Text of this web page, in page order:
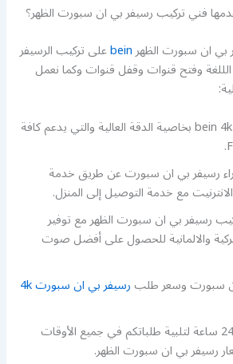
فني تركيب رسيفر بي ان سبورت الظهر؟
ان سبورت الظهرbeinعلى تركيب الرسيفر
وفتح قنوات وقفل قنوات وكما نعمل
خدمة تركيب رسيفر bein 4k بخاصية الدقة العالية والتي يدعم كافة
رسيفر بي ان سبورت عن طريق خدمة
مع خدمة التوصيل إلى المنزل.
رسيفر بي ان سبورت الظهر مع توفير
والالمانية للحصول على أفضل صوت
سبورت وسعر طلب
رسيفر بي ان سبورت 4k
متوافرون على مدار 24 ساعة لتلبية طلباتكم في جميع الأوقات
رسيفر بي ان سبورت الظهر.